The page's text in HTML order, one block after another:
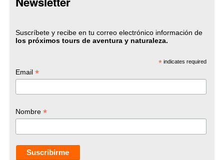
Suscríbete y recibe en tu correo electrónico información de
los próximos tours de aventura y naturaleza.
* indicates required
Email*
Nombre*